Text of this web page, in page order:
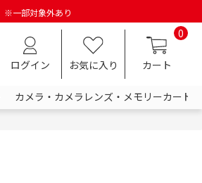
※一部対象外あり
ログイン お気に入り
0
カート
カメラ・カメラレンズ・メモリーカード